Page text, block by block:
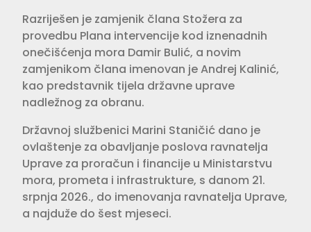
Razriješen je zamjenik člana Stožera za
provedbu Plana intervencije kod iznenadnih
onečišćenja mora Damir Bulić, a novim
zamjenikom člana imenovan je Andrej Kalinić,
kao predstavnik tijela državne uprave
nadležnog za obranu.
Državnoj službenici Marini Staničić dano je
ovlaštenje za obavljanje poslova ravnatelja
Uprave za proračun i financije u Ministarstvu
mora, prometa i infrastrukture, s danom 21.
srpnja 2026., do imenovanja ravnatelja Uprave,
a najduže do šest mjeseci.